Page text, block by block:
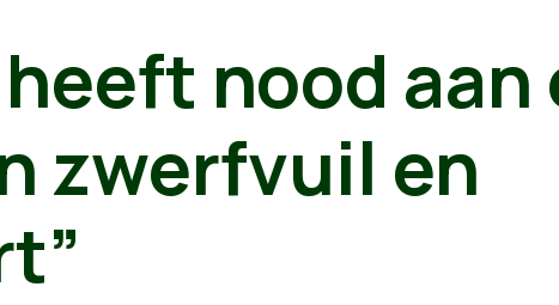
nood aan
zwerfvuil en